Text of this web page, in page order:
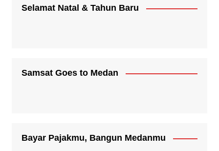
Selamat Natal & Tahun Baru
Samsat Goes to Medan
Bayar Pajakmu, Bangun Medanmu